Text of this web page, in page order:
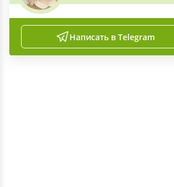
Написать в Telegram